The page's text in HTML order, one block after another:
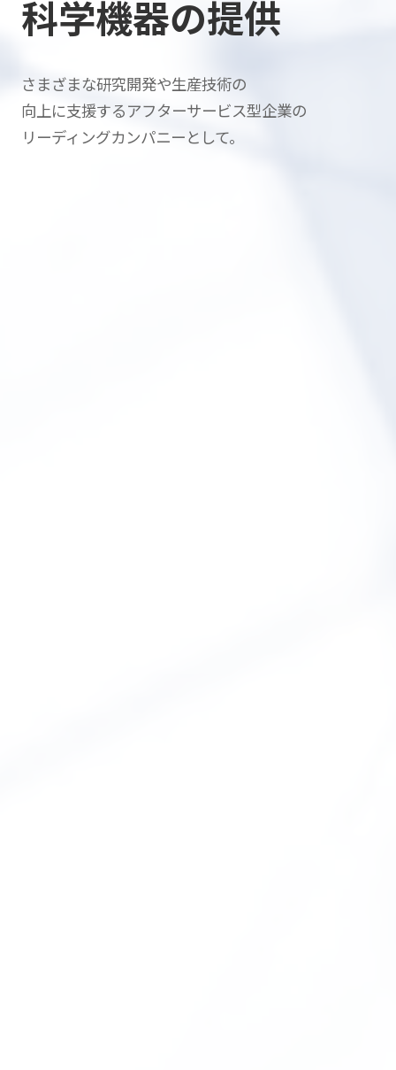
科学機器の提供
さまざまな研究開発や生産技術の
向上に支援するアフターサービス型企業の
リーディングカンパニーとして。